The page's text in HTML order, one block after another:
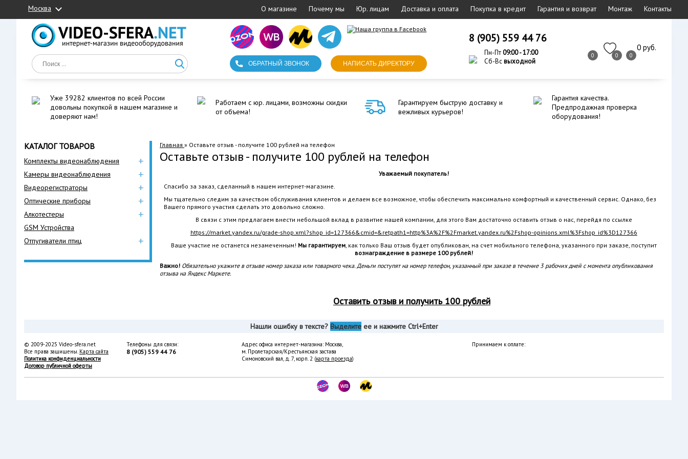
Москва О магазине Почему мы Юр. лицам Доставка и оплата Покупка в кредит Гарантия и возврат Монтаж Контакты
ОБРАТНЫЙ ЗВОНОК НАПИСАТЬ ДИРЕКТОРУ
8 (905) 559 44 76
Пн-Пт09:00 - 17:00
Сб-Всвыходной
0 0 0
0 руб.
Уже 39282 клиентов по всей России
довольны покупкой в нашем магазине и
доверяют нам!
Работаем с юр. лицами, возможны скидки
от объема!
Гарантируем быструю доставку и
вежливых курьеров!
Гарантия качества.
Предпродажная проверка
оборудования!
КАТАЛОГ ТОВАРОВ
Комплекты видеонаблюдения +
Камеры видеонаблюдения +
Видеорегистраторы +
Оптические приборы +
Алкотестеры +
GSM Устройства
Отпугиватели птиц
+
Главная » Оставьте отзыв - получите 100 рублей на телефон
Оставьте отзыв - получите 100 рублей на телефон
Уважаемый покупатель!
Спасибо за заказ, сделанный в нашем интернет-магазине.
Мы тщательно следим за качеством обслуживания клиентов и делаем все возможное, чтобы обеспечить максимально комфортный и качественный сервис. Однако, без
Вашего прямого участия сделать это довольно сложно.
В связи с этим предлагаем внести небольшой вклад в развитие нашей компании, для этого Вам достаточно оставить отзыв о нас, перейдя по ссылке
https://market.yandex.ru/grade-shop.xml?shop_id=127366&cmid=&retpath1=http%3A%2F%2Fmarket.yandex.ru%2Fshop-opinions.xml%3Fshop_id%3D127366
Ваше участие не останется незамеченным! Мы гарантируем, как только Ваш отзыв будет опубликован, на счет мобильного телефона, указанного при заказе, поступит
вознаграждение в размере 100 рублей!
Важно! Обязательно укажите в отзыве номер заказа или товарного чека. Деньги поступят на номер телефон, указанный при заказе в течение 3 рабочих дней с момента опубликования
отзыва на Яндекс Маркете.
Оставить отзыв и получить 100 рублей
Нашли ошибку в тексте? Выделитеее и нажмите Ctrl+Enter
© 2009-2025 Video-sfera.net
Все права защищены. Карта сайта
Политика конфиденциальности
Договор публичной оферты
Телефоны для связи:
8 (905) 559 44 76
Адрес офиса интернет-магазина: Москва,
м. Пролетарская/Крестьянская застава
Симоновский вал, д. 7, корп. 2 (карта проезда)
Принимаем к оплате: